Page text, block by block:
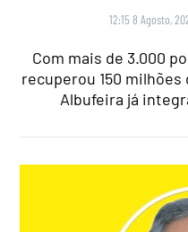
12:15 8 Agosto,
Com mais de 3.000
recuperou 150
Albufeira já